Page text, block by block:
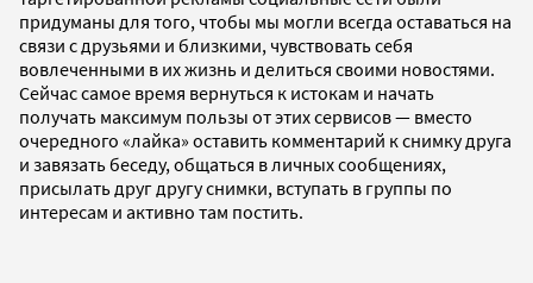
придуманы для того, чтобы мы могли всегда оставаться на
связи с друзьями и близкими, чувствовать себя
вовлеченными в их жизнь и делиться своими новостями.
Сейчас самое время вернуться к истокам и начать
получать максимум пользы от этих сервисов — вместо
очередного «лайка» оставить комментарий к снимку друга
и завязать беседу, общаться в личных сообщениях,
присылать друг другу снимки, вступать в группы по
интересам и активно там постить.